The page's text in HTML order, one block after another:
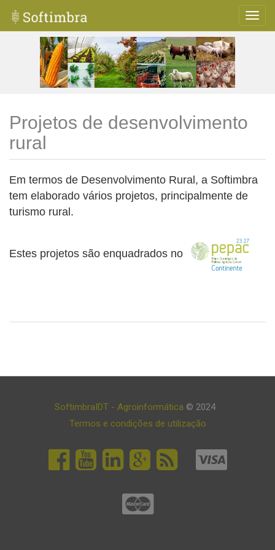
Projetos de desenvolvimento
rural
Em termos de Desenvolvimento Rural, a Softimbra
tem elaborado vários projetos, principalmente de
turismo rural.
Estes projetos são enquadrados no
SoftimbraIDT - Agroinformática © 2024
Termos e condições de utilização